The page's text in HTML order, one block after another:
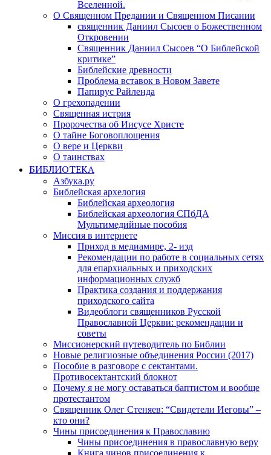
Вселенной.
О Священном Предании и Священном Писании
священник Даниил Сысоев о Божественном
Откровении
Священник Даниил Сысоев “О Библейской
критике”
Библейские древности
Проблема вставок в Новом Завете
Папирус Райленда
О грехопадении
Священная истрия
Пророчества об Иисусе Христе
О тайне Боговоплощения
О вере и Церкви
О таинствах
БИБЛИОТЕКА
Азбука.ру
Библейская архелогия
Библейская археология
Библейская археология СПбДА
Мультимедийные пособия
Миссия в интернете
Приход в медиамире, 2- изд
Рекомендации по работе в социальных сетях
для епархиальных и приходских
информационных служб
Практика создания и поддержания
приходского сайта
Видеоблоги священников Русской
Православной Церкви: рекомендации и
советы
Миссионерский путеводитель по Библии
Новые религиозные объединения России (2017)
Пособие в разговоре с сектантами.
Противосектантский блокнот
Почему я не могу оставаться баптистом и вообще
протестантом
Священник Олег Стеняев: “Свидетели Иеговы” –
кто они?
Чины присоединения к Православию
Чины присоединения в православную веру